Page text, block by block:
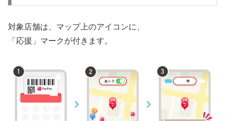
対象店舗は、マップ上のアイコンに、
「応援」マークが付きます。